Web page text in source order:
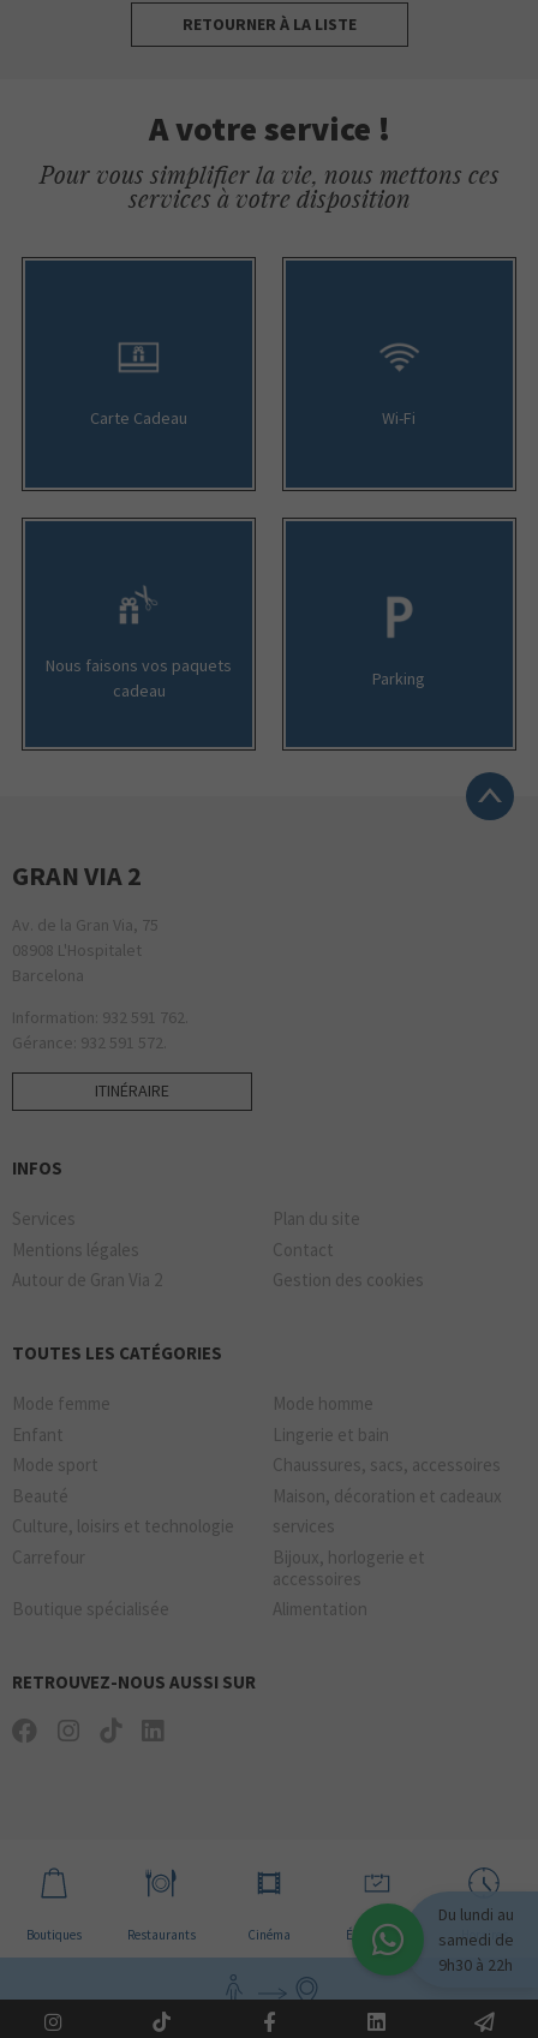
RETOURNER À LA LISTE
A votre service !
Pour vous simplifier la vie, nous mettons ces
services à votre disposition
Carte Cadeau Wi-Fi
Nous faisons vos paquets
cadeau
Parking
GRAN VIA 2
Av. de la Gran Via, 75
08908 L'Hospitalet
Barcelona
Information: 932 591 762.
Gérance: 932 591 572.
ITINÉRAIRE
INFOS
Services
Plan du site
Mentions légales
Contact
Autour de Gran Via 2
Gestion des cookies
TOUTES LES CATÉGORIES
Mode femme
Mode homme
Enfant
Lingerie et bain
Mode sport
Chaussures, sacs, accessoires
Beauté
Maison, décoration et cadeaux
Culture, loisirs et technologie
services
Carrefour
Bijoux, horlogerie et
accessoires
Boutique spécialisée
Alimentation
RETROUVEZ-NOUS AUSSI SUR
Boutiques Restaurants Cinéma Évènement Horaires
Du lundi au
samedi de
9h30 à 22h